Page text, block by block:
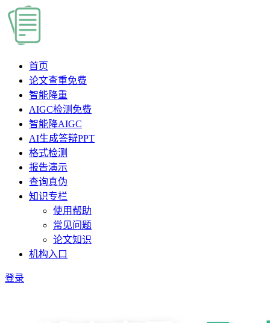
首页
论文查重免费
智能降重
AIGC检测 免费
智能降AIGC
AI生成答辩PPT
格式检测
报告演示
查询真伪
知识专栏
使用帮助
常见问题
论文知识
机构入口
登录